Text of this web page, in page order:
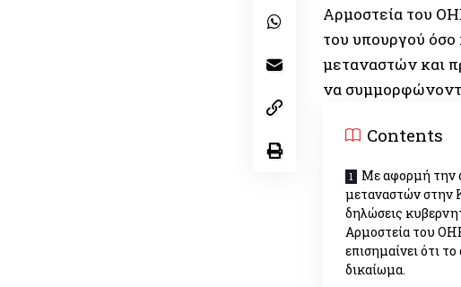
Αρμοστεία του
του υπουργού
μεταναστών και
να
Contents
Με αφορμή την
μεταναστών στην
δηλώσεις
Αρμοστεία του
επισημαίνει ότι
δικαίωμα.